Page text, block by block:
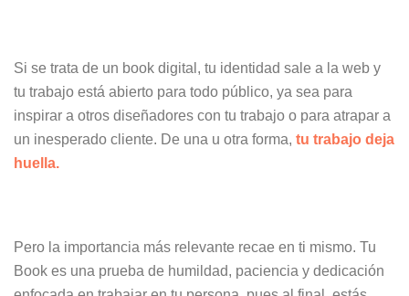
Si se trata de un book digital, tu identidad sale a la web y
tu trabajo está abierto para todo público, ya sea para
inspirar a otros diseñadores con tu trabajo o para atrapar a
un inesperado cliente. De una u otra forma, tu trabajo deja
huella.
Pero la importancia más relevante recae en ti mismo. Tu
Book es una prueba de humildad, paciencia y dedicación